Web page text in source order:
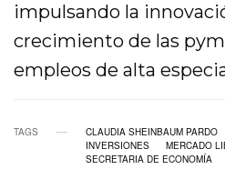
impulsando la
crecimiento de las
empleos de alta
TAGS CLAUDIA SHEINBAUM PARDO
INVERSIONES
MERCADO
SECRETARIA DE ECONOMÍA